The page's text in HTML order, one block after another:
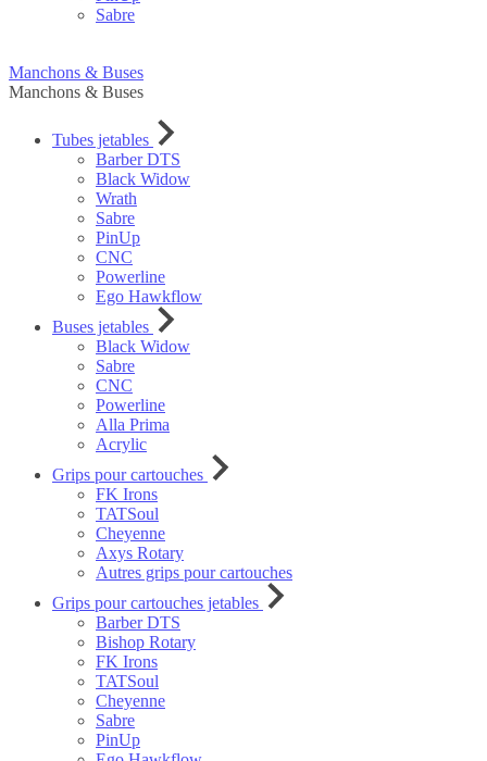
Sabre
Manchons & Buses
Manchons & Buses
Tubes jetables
Barber DTS
Black Widow
Wrath
Sabre
PinUp
CNC
Powerline
Ego Hawkflow
Buses jetables
Black Widow
Sabre
CNC
Powerline
Alla Prima
Acrylic
Grips pour cartouches
FK Irons
TATSoul
Cheyenne
Axys Rotary
Autres grips pour cartouches
Grips pour cartouches jetables
Barber DTS
Bishop Rotary
FK Irons
TATSoul
Cheyenne
Sabre
PinUp